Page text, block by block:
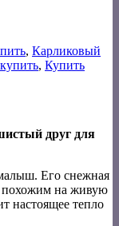
, Карликовый
, Купить
друг для
Его снежная
похожим на живую
настоящее тепло